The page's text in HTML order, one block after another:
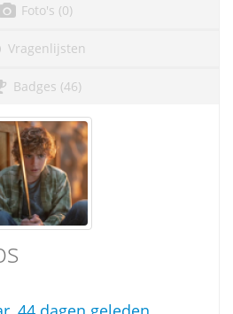
Foto's (0)
Vragenlijsten
Badges (46)